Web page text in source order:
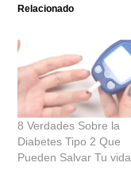
Relacionado
8 Verdades Sobre la
Diabetes Tipo 2 Que
Pueden Salvar Tu vida